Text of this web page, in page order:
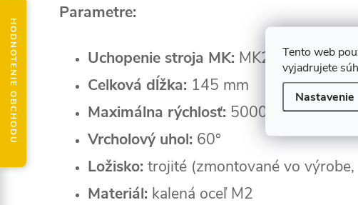
Tento web
vyjadrujete
Nastavenie
Parametre:
Uchopenie stroja MK: MK2
Celková dĺžka: 145 mm
Maximálna rýchlosť: 5000 ot./min
Vrcholový uhol: 60°
Ložisko: trojité (zmontované vo
Materiál: kalená oceľ M2
HODNOTENIE OBCHODU